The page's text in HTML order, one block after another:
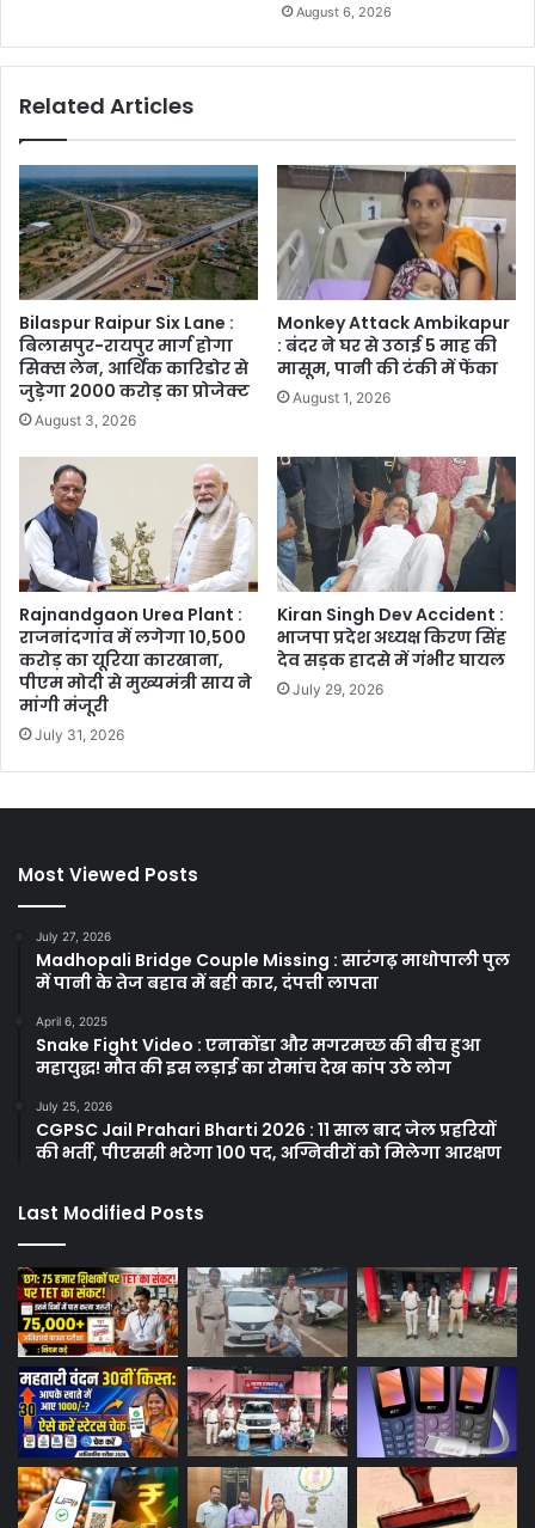
August 6, 2026
Related Articles
Bilaspur Raipur Six Lane :
बिलासपुर-रायपुर मार्ग होगा
सिक्स लेन, आर्थिक कारिडोर से
जुड़ेगा 2000 करोड़ का प्रोजेक्ट
August 3, 2026
Monkey Attack Ambikapur
: बंदर ने घर से उठाई 5 माह की
मासूम, पानी की टंकी में फेंका
August 1, 2026
Rajnandgaon Urea Plant :
राजनांदगांव में लगेगा 10,500
करोड़ का यूरिया कारखाना,
पीएम मोदी से मुख्यमंत्री साय ने
मांगी मंजूरी
July 31, 2026
Kiran Singh Dev Accident :
भाजपा प्रदेश अध्यक्ष किरण सिंह
देव सड़क हादसे में गंभीर घायल
July 29, 2026
Most Viewed Posts
July 27, 2026
Madhopali Bridge Couple Missing : सारंगढ़ माधोपाली पुल
में पानी के तेज बहाव में बही कार, दंपत्ती लापता
April 6, 2025
Snake Fight Video : एनाकोंडा और मगरमच्छ की बीच हुआ
महायुद्ध! मौत की इस लड़ाई का रोमांच देख कांप उठे लोग
July 25, 2026
CGPSC Jail Prahari Bharti 2026 : 11 साल बाद जेल प्रहरियों
की भर्ती, पीएससी भरेगा 100 पद, अग्निवीरों को मिलेगा आरक्षण
Last Modified Posts